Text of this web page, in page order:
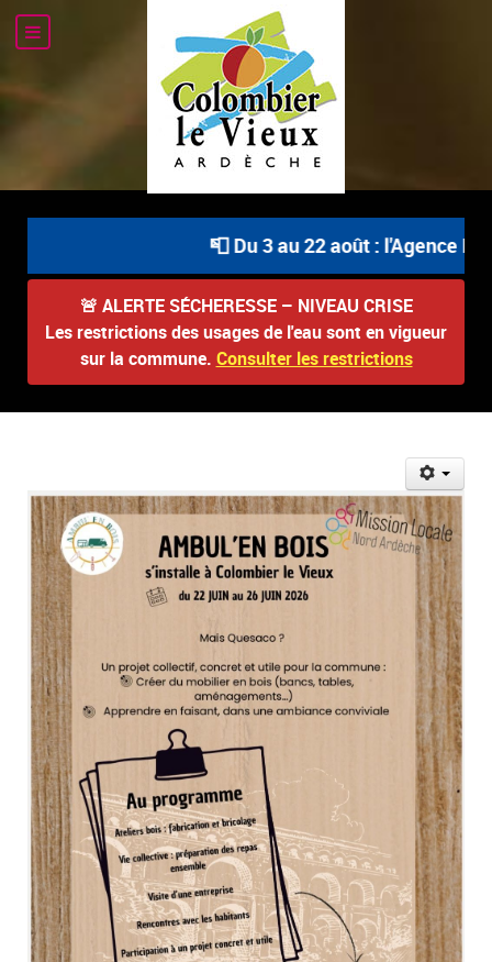
📮 Du 3 au 22 août : l'Agence
🚨 ALERTE SÉCHERESSE – NIVEAU CRISE
Les restrictions des usages de l'eau sont en vigueur
sur la commune. Consulter les restrictions